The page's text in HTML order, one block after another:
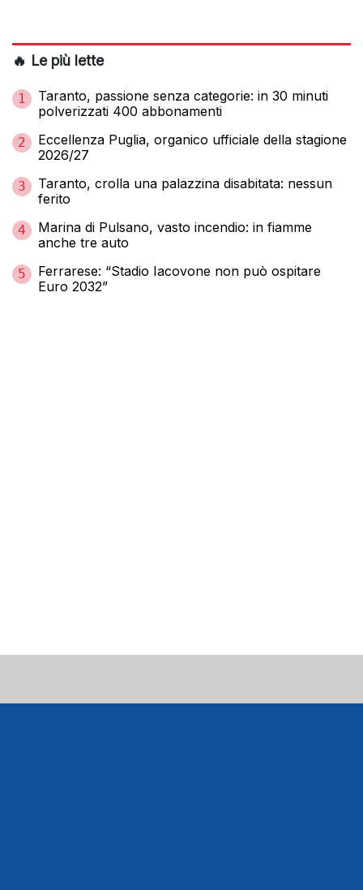
🔥 Le più lette
1
Taranto, passione senza categorie: in 30 minuti
polverizzati 400 abbonamenti
2
Eccellenza Puglia, organico ufficiale della stagione
2026/27
3
Taranto, crolla una palazzina disabitata: nessun
ferito
4
Marina di Pulsano, vasto incendio: in fiamme
anche tre auto
5
Ferrarese: “Stadio Iacovone non può ospitare
Euro 2032”